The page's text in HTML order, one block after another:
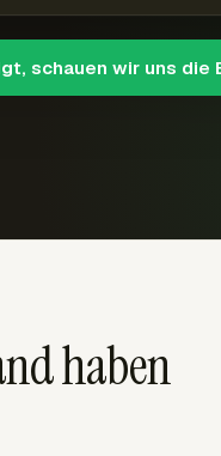
schauen wir uns die
haben